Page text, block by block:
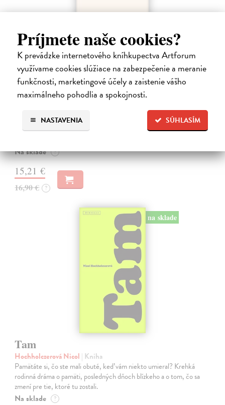
Príjmete naše cookies?
K prevádzke internetového kníhkupectva Artforum
využívame cookies slúžiace na zabezpečenie a meranie
funkčnosti, marketingové účely a zaistenie vášho
maximálneho pohodlia a spokojnosti.
SÚHLASÍM
NASTAVENIA
Kolotočárka
Tam, kde sa radosť zo slobodného pohybu a dobrodružstva prelína s
pocitom vyčlenenia. Tam, kde rastie starý gaštan a okolo neho sa krúti
Na sklade ?
15,21 €
16,90 € ?
na sklade
Tam
Hochholczerová Nicol | Kniha
Pamätáte si, čo ste mali obuté, keď vám niekto umieral? Krehká
rodinná dráma o pamäti, posledných dňoch blízkeho a o tom, čo sa
zmení pre tie, ktoré tu zostali.
Na sklade ?